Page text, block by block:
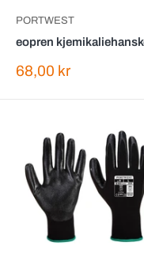
PORTWEST
eopren
Salgspris
68,00 kr